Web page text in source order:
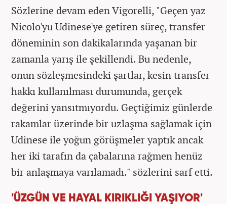
Sözlerine devam eden Vigorelli, "Geçen yaz
Nicolo'yu Udinese'ye getiren süreç, transfer
döneminin son dakikalarında yaşanan bir
zamanla yarış ile şekillendi. Bu nedenle,
onun sözleşmesindeki şartlar, kesin transfer
hakkı kullanılması durumunda, gerçek
değerini yansıtmıyordu. Geçtiğimiz günlerde
rakamlar üzerinde bir uzlaşma sağlamak için
Udinese ile yoğun görüşmeler yaptık ancak
her iki tarafın da çabalarına rağmen henüz
bir anlaşmaya varılamadı." sözlerini sarf etti.
'ÜZGÜN VE HAYAL KIRIKLIĞI YAŞIYOR'